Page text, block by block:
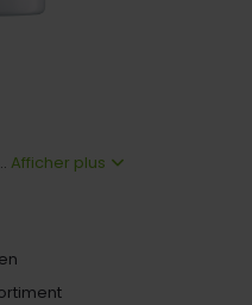
Afficher plus